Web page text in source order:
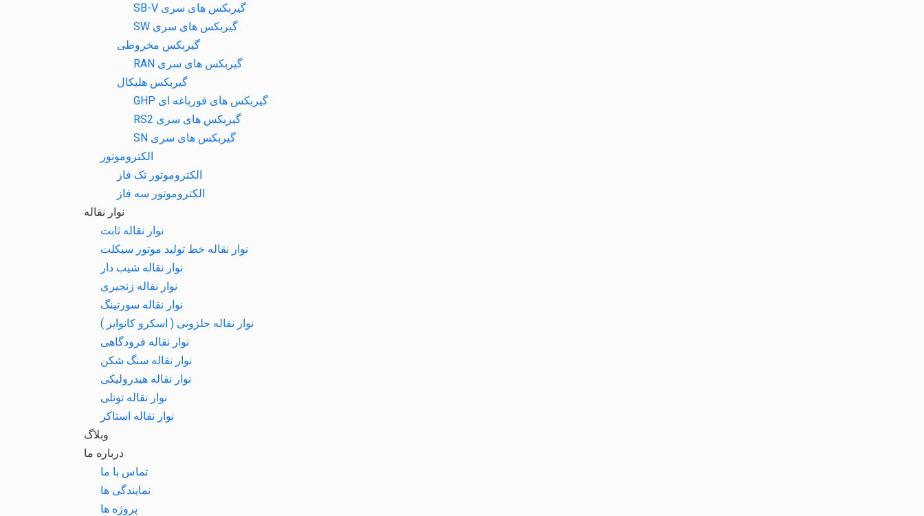
گیربکس های سری SB-V
گیربکس های سری SW
گیربکس مخروطی
گیربکس های سری RAN
گیربکس هلیکال
گیربکس های قورباغه ای GHP
گیربکس های سری RS2
گیربکس های سری SN
الکتروموتور
الکتروموتور تک فاز
الکتروموتور سه فاز
نوار نقاله
نوار نقاله ثابت
نوار نقاله خط تولید موتور سیکلت
نوار نقاله شیب دار
نوار نقاله زنجیری
نوار نقاله سورتینگ
نوار نقاله حلزونی ( اسکرو کانوایر )
نوار نقاله فرودگاهی
نوار نقاله سنگ شکن
نوار نقاله هیدرولیکی
نوار نقاله تونلی
نوار نقاله استاکر
وبلاگ
درباره ما
تماس با ما
نمایندگی ها
پروژه ها